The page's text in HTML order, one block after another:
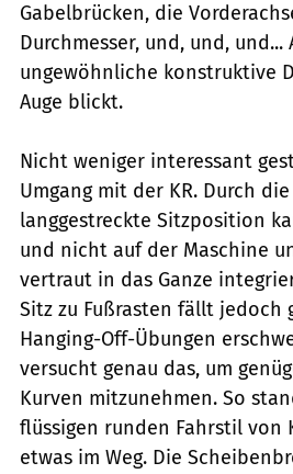
Gabelbrücken, die
Durchmesser, und, und, und...
ungewöhnliche konstruktive
Auge blickt.
Nicht weniger interessant
Umgang mit der KR. Durch
langgestreckte Sitzposition
und nicht auf der Maschine
vertraut in das Ganze
Sitz zu Fußrasten fällt jedoch
Hanging-Off-Übungen
versucht genau das, um
Kurven mitzunehmen. So
flüssigen runden Fahrstil von
etwas im Weg. Die